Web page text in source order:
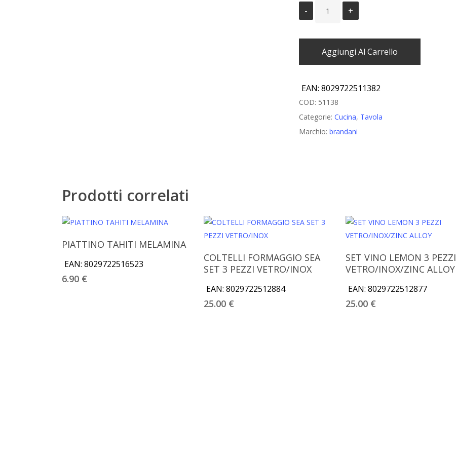
Aggiungi Al Carrello
EAN: 8029722511382
COD: 51138
Categorie: Cucina, Tavola
Marchio: brandani
Prodotti correlati
Aggiungi Al Carrello
PIATTINO TAHITI MELAMINA
EAN: 8029722516523
6.90 €
Aggiungi Al Carrello
COLTELLI FORMAGGIO SEA
SET 3 PEZZI VETRO/INOX
EAN: 8029722512884
25.00 €
Aggiungi Al Carrello
SET VINO LEMON 3 PEZZI
VETRO/INOX/ZINC ALLOY
EAN: 8029722512877
25.00 €